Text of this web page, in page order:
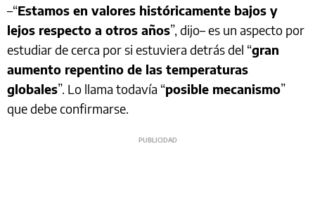
–“Estamos en valores históricamente bajos y
lejos respecto a otros años”, dijo– es un aspecto por
estudiar de cerca por si estuviera detrás del “gran
aumento repentino de las temperaturas
globales”. Lo llama todavía “posible mecanismo”
que debe confirmarse.